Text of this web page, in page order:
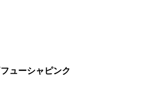
ューシャピンク